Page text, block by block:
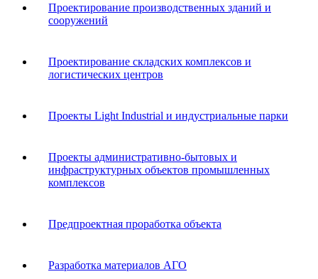
Проектирование производственных зданий и
сооружений
Проектирование складских комплексов и
логистических центров
Проекты Light Industrial и индустриальные парки
Проекты административно-бытовых и
инфраструктурных объектов промышленных
комплексов
Предпроектная проработка объекта
Разработка материалов АГО